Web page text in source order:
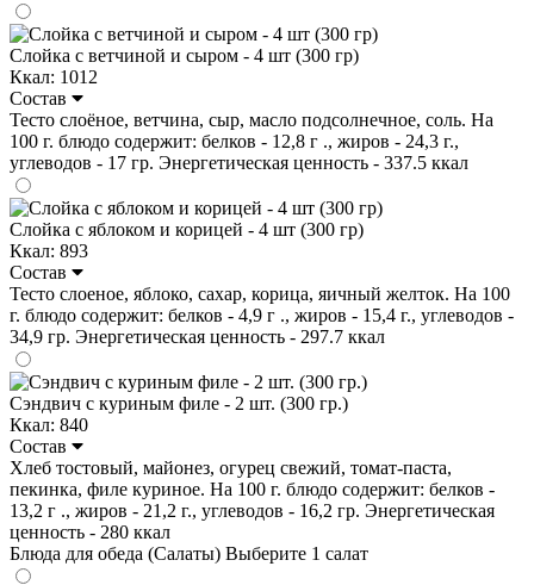
Слойка с ветчиной и сыром - 4 шт (300 гр)
Ккал: 1012
Состав
Тесто слоёное, ветчина, сыр, масло подсолнечное, соль. На
100 г. блюдо содержит: белков - 12,8 г ., жиров - 24,3 г.,
углеводов - 17 гр. Энергетическая ценность - 337.5 ккал
Слойка с яблоком и корицей - 4 шт (300 гр)
Ккал: 893
Состав
Тесто слоеное, яблоко, сахар, корица, яичный желток. На 100
г. блюдо содержит: белков - 4,9 г ., жиров - 15,4 г., углеводов -
34,9 гр. Энергетическая ценность - 297.7 ккал
Сэндвич с куриным филе - 2 шт. (300 гр.)
Ккал: 840
Состав
Хлеб тостовый, майонез, огурец свежий, томат-паста,
пекинка, филе куриное. На 100 г. блюдо содержит: белков -
13,2 г ., жиров - 21,2 г., углеводов - 16,2 гр. Энергетическая
ценность - 280 ккал
Блюда для обеда (Салаты) Выберите 1 салат